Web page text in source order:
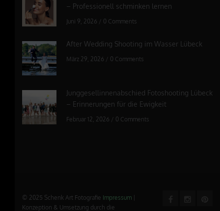
– Professionell schminken lernen
Juni 9, 2026 / 0 Comments
After Wedding Shooting im Wasser Lübeck
März 29, 2026 / 0 Comments
Junggesellinnenabschied Fotoshooting Lübeck
– Erinnerungen für die Ewigkeit
Februar 12, 2026 / 0 Comments
© 2025 Schenk Art Fotografie Impressum
Konzeption & Umsetzung durch die